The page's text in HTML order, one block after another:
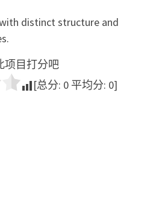
distinct structure and
项目打分吧
[总分: 0 平均分: 0]